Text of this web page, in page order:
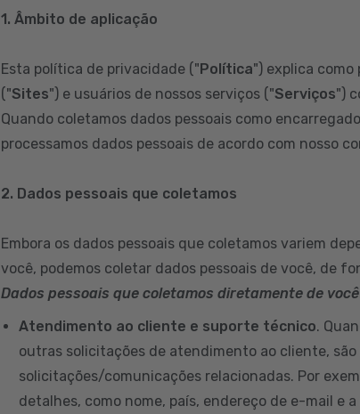
1. Âmbito de aplicação
Esta política de privacidade ("Política") explica
("Sites") e usuários de nossos serviços ("Serviços")
Quando coletamos dados pessoais como
processamos dados pessoais de acordo com nosso
2. Dados pessoais que coletamos
Embora os dados pessoais que coletamos variem
você, podemos coletar dados pessoais de você, de
Dados pessoais que coletamos diretamente de você
Atendimento ao cliente e suporte técnico.
outras solicitações de atendimento ao cliente,
solicitações/comunicações relacionadas. Por
detalhes, como nome, país, endereço de e-mail e